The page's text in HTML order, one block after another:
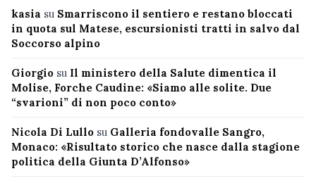
kasia su Smarriscono il sentiero e restano bloccati
in quota sul Matese, escursionisti tratti in salvo dal
Soccorso alpino
Giorgio su Il ministero della Salute dimentica il
Molise, Forche Caudine: «Siamo alle solite. Due
“svarioni” di non poco conto»
Nicola Di Lullo su Galleria fondovalle Sangro,
Monaco: «Risultato storico che nasce dalla stagione
politica della Giunta D’Alfonso»